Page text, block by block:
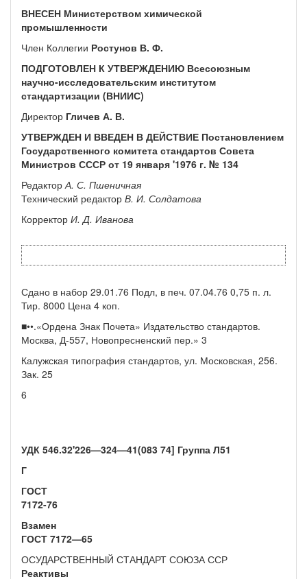
ВНЕСЕН Министерством химической
промышленности
Член Коллегии Ростунов В. Ф.
ПОДГОТОВЛЕН К УТВЕРЖДЕНИЮ Всесоюзным
научно-исследова­тельским институтом
стандартизации (ВНИИС)
Директор Гличев А. В.
УТВЕРЖДЕН И ВВЕДЕН В ДЕЙСТВИЕ Постановлением
Государствен­ного комитета стандартов Совета
Министров СССР от 19 января '1976 г. № 134
Редактор А. С. Пшеничная
Технический редактор В. И. Солдатова
Корректор И. Д. Иванова
Сдано в набор 29.01.76 Подл, в печ. 07.04.76 0,75 п. л.
Тир. 8000 Цена 4 коп.
■••.«Ордена Знак Почета» Издательство стандартов.
Москва, Д-557, Новопресненский пер.» 3
Калужская типография стандартов, ул. Московская, 256.
Зак. 25
6
УДК 546.32'226—324—41(083 74] Группа Л51
Г
ГОСТ
7172-76
Взамен
ГОСТ 7172—65
ОСУДАРСТВЕННЫЙ СТАНДАРТ СОЮЗА ССР
Реактивы